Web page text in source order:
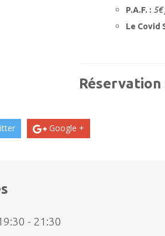
P.A.F. : 5€
Le Covid
Réservation
Google +
- 21:30